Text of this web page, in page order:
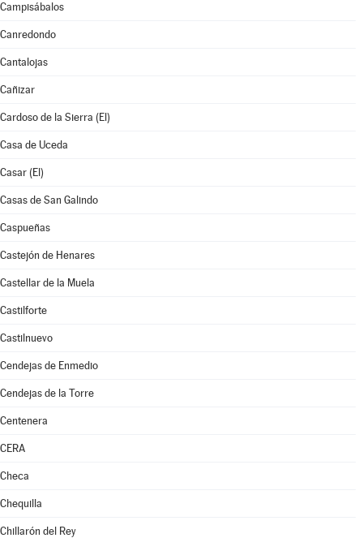
Campisábalos
Canredondo
Cantalojas
Cañizar
Cardoso de la Sierra (El)
Casa de Uceda
Casar (El)
Casas de San Galindo
Caspueñas
Castejón de Henares
Castellar de la Muela
Castilforte
Castilnuevo
Cendejas de Enmedio
Cendejas de la Torre
Centenera
CERA
Checa
Chequilla
Chillarón del Rey